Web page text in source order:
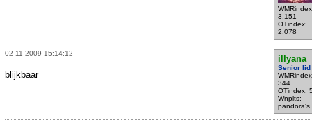
3.151
OTindex:
2.078
02-11-2009 15:14:12
illyana
Senior lid
344
OTindex:
Wnplts:
pandora's
blijkbaar